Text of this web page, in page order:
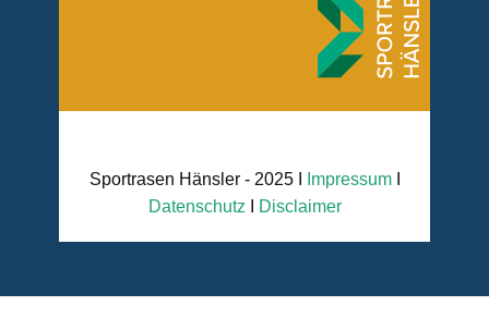
Sportrasen Hänsler - 2025 I ImpressumI
Datenschutz
Disclaimer